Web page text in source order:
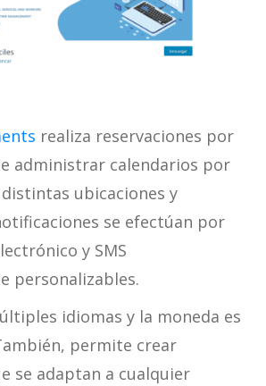
realiza reservaciones por
administrar calendarios por
ubicaciones y
se efectúan por
y SMS
personalizables.
idiomas y la moneda es
permite crear
se adaptan a cualquier